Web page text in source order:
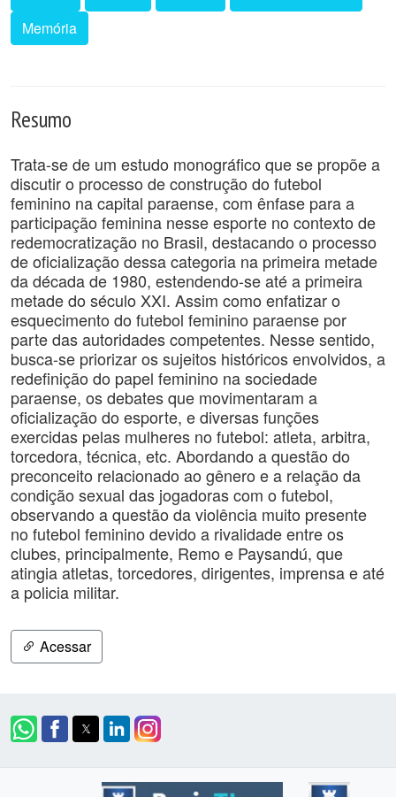
Memória
Resumo
Trata-se de um estudo monográfico que se propõe a
discutir o processo de construção do futebol
feminino na capital paraense, com ênfase para a
participação feminina nesse esporte no contexto de
redemocratização no Brasil, destacando o processo
de oficialização dessa categoria na primeira metade
da década de 1980, estendendo-se até a primeira
metade do século XXI. Assim como enfatizar o
esquecimento do futebol feminino paraense por
parte das autoridades competentes. Nesse sentido,
busca-se priorizar os sujeitos históricos envolvidos, a
redefinição do papel feminino na sociedade
paraense, os debates que movimentaram a
oficialização do esporte, e diversas funções
exercidas pelas mulheres no futebol: atleta, arbitra,
torcedora, técnica, etc. Abordando a questão do
preconceito relacionado ao gênero e a relação da
condição sexual das jogadoras com o futebol,
observando a questão da violência muito presente
no futebol feminino devido a rivalidade entre os
clubes, principalmente, Remo e Paysandú, que
atingia atletas, torcedores, dirigentes, imprensa e até
a policia militar.
Acessar